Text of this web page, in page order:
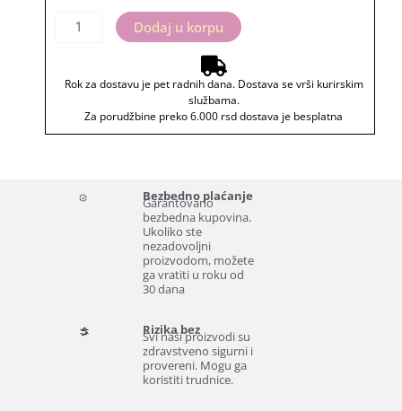
količina
Dodaj u korpu
Rok za dostavu je pet radnih dana. Dostava se vrši kurirskim
službama.
Za porudžbine preko 6.000 rsd dostava je besplatna
Bezbedno plaćanje
Garantovano
bezbedna kupovina.
Ukoliko ste
nezadovoljni
proizvodom, možete
ga vratiti u roku od
30 dana
Rizika bez
Svi naši proizvodi su
zdravstveno sigurni i
provereni. Mogu ga
koristiti trudnice.